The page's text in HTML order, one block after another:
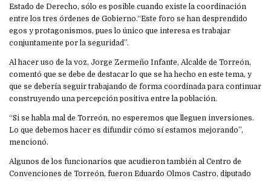
Estado de Derecho, sólo es posible cuando existe la coordinación
entre los tres órdenes de Gobierno.“Este foro se han desprendido
egos y protagonismos, pues lo único que interesa es trabajar
conjuntamente por la seguridad”.
Al hacer uso de la voz, Jorge Zermeño Infante, Alcalde de Torreón,
comentó que se debe de destacar lo que se ha hecho en este tema, y
que se debería seguir trabajando de forma coordinada para continuar
construyendo una percepción positiva entre la población.
“Si se habla mal de Torreón, no esperemos que lleguen inversiones.
Lo que debemos hacer es difundir cómo sí estamos mejorando”,
mencionó.
Algunos de los funcionarios que acudieron también al Centro de
Convenciones de Torreón, fueron Eduardo Olmos Castro, diputado